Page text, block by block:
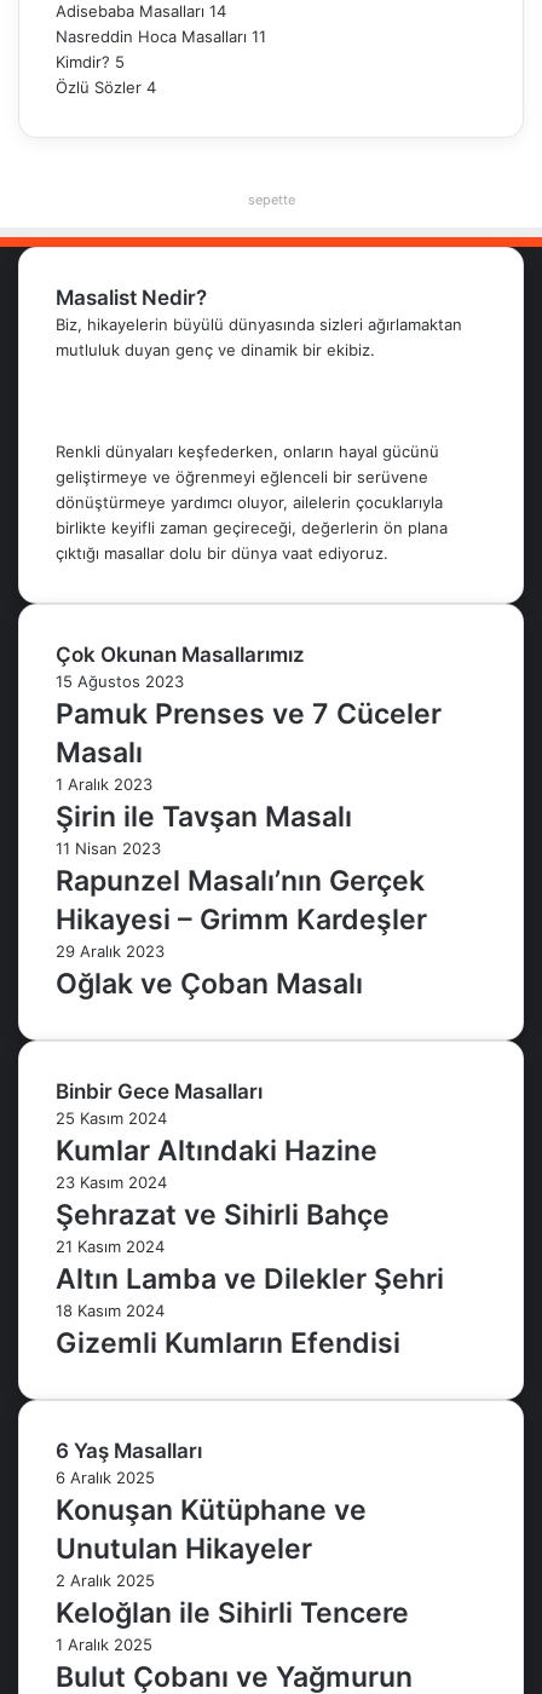
Adisebaba Masalları 14
Nasreddin Hoca Masalları 11
Kimdir? 5
Özlü Sözler 4
sepette
Masalist Nedir?
Biz, hikayelerin büyülü dünyasında sizleri ağırlamaktan
mutluluk duyan genç ve dinamik bir ekibiz.
Renkli dünyaları keşfederken, onların hayal gücünü
geliştirmeye ve öğrenmeyi eğlenceli bir serüvene
dönüştürmeye yardımcı oluyor, ailelerin çocuklarıyla
birlikte keyifli zaman geçireceği, değerlerin ön plana
çıktığı masallar dolu bir dünya vaat ediyoruz.
Çok Okunan Masallarımız
15 Ağustos 2023
Pamuk Prenses ve 7 Cüceler
Masalı
1 Aralık 2023
Şirin ile Tavşan Masalı
11 Nisan 2023
Rapunzel Masalı’nın Gerçek
Hikayesi – Grimm Kardeşler
29 Aralık 2023
Oğlak ve Çoban Masalı
Binbir Gece Masalları
25 Kasım 2024
Kumlar Altındaki Hazine
23 Kasım 2024
Şehrazat ve Sihirli Bahçe
21 Kasım 2024
Altın Lamba ve Dilekler Şehri
18 Kasım 2024
Gizemli Kumların Efendisi
6 Yaş Masalları
6 Aralık 2025
Konuşan Kütüphane ve
Unutulan Hikayeler
2 Aralık 2025
Keloğlan ile Sihirli Tencere
1 Aralık 2025
Bulut Çobanı ve Yağmurun